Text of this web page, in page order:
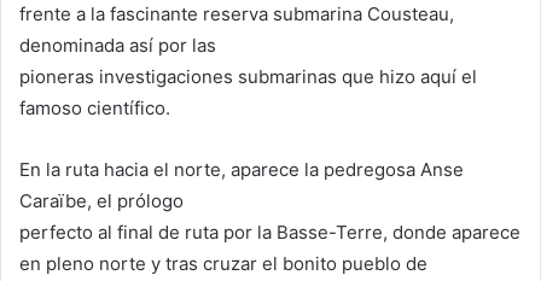
frente a la fascinante reserva submarina Cousteau,
denominada así por las
pioneras investigaciones submarinas que hizo aquí el
famoso científico.
En la ruta hacia el norte, aparece la pedregosa Anse
Caraïbe, el prólogo
perfecto al final de ruta por la Basse-Terre, donde aparece
en pleno norte y tras cruzar el bonito pueblo de